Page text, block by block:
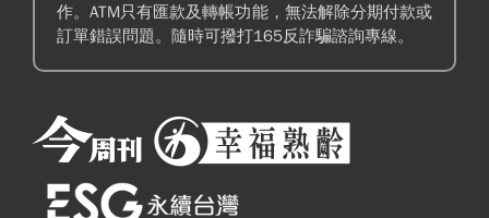
作。ATM只有匯款及轉帳功能，無法解除分期付款或
訂單錯誤問題。隨時可撥打165反詐騙諮詢專線。